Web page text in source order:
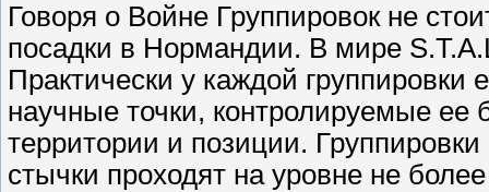
Говоря о Войне Группировок не
посадки в Нормандии. В мире
Практически у каждой группировки
научные точки, контролируемые ее
территории и позиции.
стычки проходят на уровне не